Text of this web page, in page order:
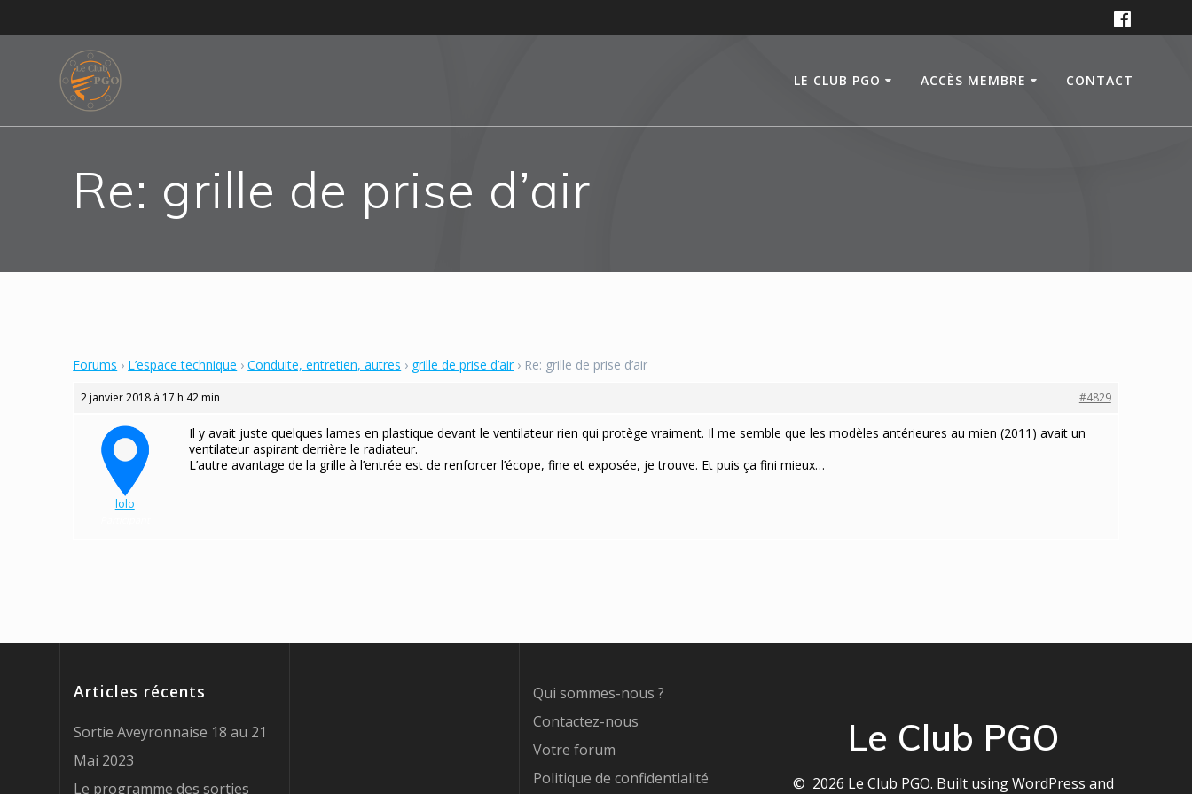
to
LE CLUB PGO ACCÈS MEMBRE CONTACT
Re: grille de prise d’air
Forums › L’espace technique › Conduite, entretien, autres › grille de prise d’air › Re: grille de prise d’air
2 janvier 2018 à 17 h 42 min #4829
lolo
Il y avait juste quelques lames en plastique devant le ventilateur rien qui protège vraiment. Il me semble que les modèles antérieures au mien (2011) avait un
ventilateur aspirant derrière le radiateur.
L’autre avantage de la grille à l’entrée est de renforcer l’écope, fine et exposée, je trouve. Et puis ça fini mieux…
Articles récents
Sortie Aveyronnaise 18 au 21
Mai 2023
Le programme des sorties
Qui sommes-nous ?
Contactez-nous
Votre forum
Politique de confidentialité
Le Club PGO
© 2026 Le Club PGO. Built using WordPress and